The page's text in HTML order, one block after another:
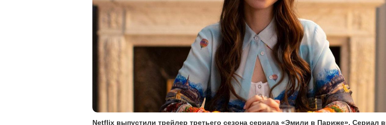
Netflix выпустили трейлер третьего сезона сериала «Эмили в Париже». Сериал